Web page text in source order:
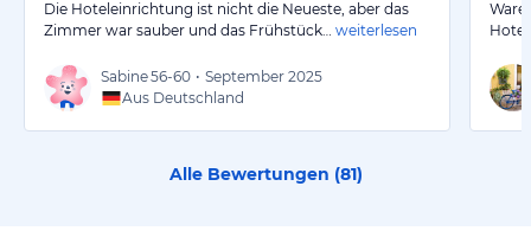
Die Hoteleinrichtung ist nicht die Neueste, aber das
Zimmer war sauber und das Frühstück…
weiterlesen
Sabine56-60 • September 2025
Aus Deutschland
Alle Bewertungen (81)